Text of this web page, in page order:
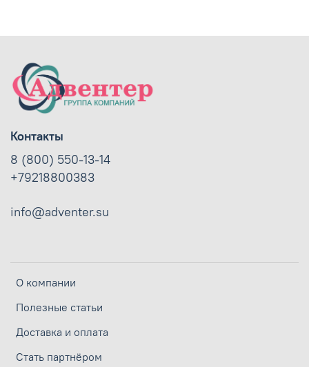
О компании
Полезные статьи
Доставка и оплата
Стать партнёром
Контакты
8 (800) 550-13-14
+79218800383
info@adventer.su